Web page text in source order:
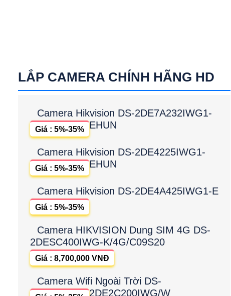
LẮP CAMERA CHÍNH HÃNG HD
Camera Hikvision DS-2DE7A232IWG1-
EHUN
Giá : 5%-35%
Camera Hikvision DS-2DE4225IWG1-
EHUN
Giá : 5%-35%
Camera Hikvision DS-2DE4A425IWG1-E
Giá : 5%-35%
Camera HIKVISION Dung SIM 4G DS-
2DESC400IWG-K/4G/C09S20
Giá : 8,700,000 VNĐ
Camera Wifi Ngoài Trời DS-
2DE2C200IWG/W